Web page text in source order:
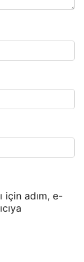
için adım, e-